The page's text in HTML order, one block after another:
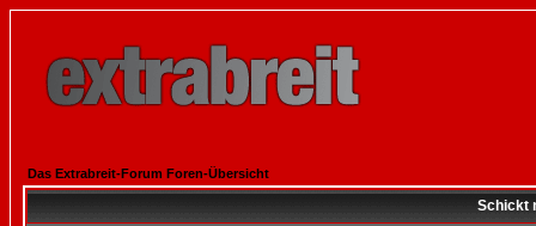
Das Extrabreit-Forum Foren-Übersicht
Schickt